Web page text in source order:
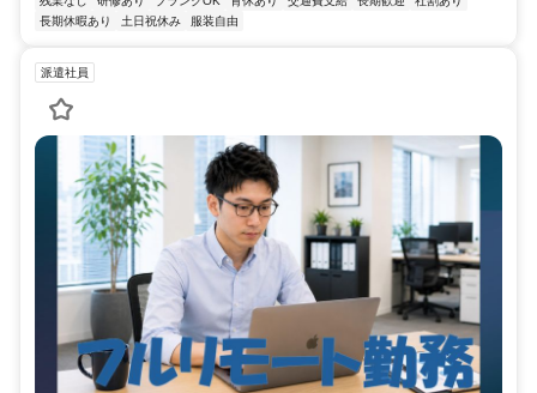
長期休暇あり
土日祝休み 服装自由
派遣社員